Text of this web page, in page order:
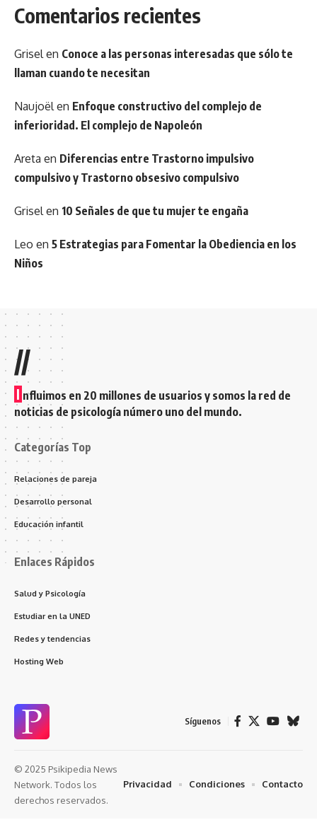
Comentarios recientes
Grisel en Conoce a las personas interesadas que sólo te
llaman cuando te necesitan
Naujoël en Enfoque constructivo del complejo de
inferioridad. El complejo de Napoleón
Areta en Diferencias entre Trastorno impulsivo
compulsivo y Trastorno obsesivo compulsivo
Grisel en 10 Señales de que tu mujer te engaña
Leo en 5 Estrategias para Fomentar la Obediencia en los
Niños
//
I nfluimos en 20 millones de usuarios y somos la red de
noticias de psicología número uno del mundo.
Categorías Top
Relaciones de pareja
Desarrollo personal
Educación infantil
Enlaces Rápidos
Salud y Psicología
Estudiar en la UNED
Redes y tendencias
Hosting Web
Síguenos
© 2025 Psikipedia News
Network. Todos los
derechos reservados.
Privacidad Condiciones Contacto